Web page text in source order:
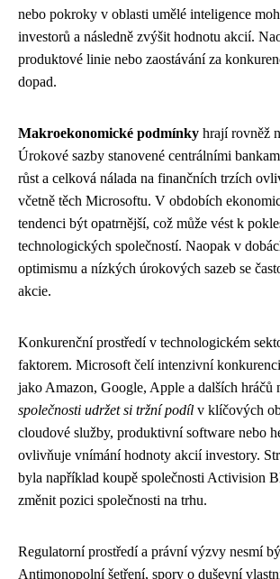
nebo pokroky v oblasti umělé inteligence
investorů a následně zvýšit hodnotu akcií.
produktové linie nebo zaostávání za
dopad.
Makroekonomické podmínky hrají rovněž
Úrokové sazby stanovené centrálními
růst a celková nálada na finančních trzích
včetně těch Microsoftu. V obdobích
tendenci být opatrnější, což může vést k
technologických společností. Naopak v
optimismu a nízkých úrokových sazeb se
akcie.
Konkurenční prostředí v technologickém
faktorem. Microsoft čelí intenzivní
jako Amazon, Google, Apple a dalších hráčů
společnosti udržet si tržní podíl v klíčových
cloudové služby, produktivní software nebo
ovlivňuje vnímání hodnoty akcií investory.
byla například koupě společnosti Activision
změnit pozici společnosti na trhu.
Regulatorní prostředí a právní výzvy nesmí
Antimonopolní šetření, spory o duševní